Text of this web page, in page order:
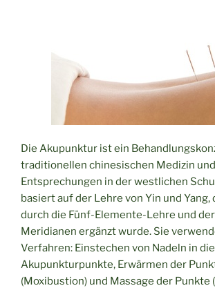
Die Akupunktur ist ein
traditionellen chinesischen Medizin
Entsprechungen in der westlichen
basiert auf der Lehre von Yin und Yang,
durch die Fünf-Elemente-Lehre und
Meridianen ergänzt wurde. Sie
Verfahren: Einstechen von Nadeln in die
Akupunkturpunkte, Erwärmen der
(Moxibustion) und Massage der Punkte